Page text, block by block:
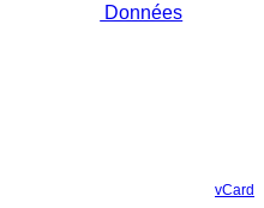
Données
vCard